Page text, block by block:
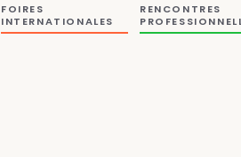
FOIRES
INTERNATIONALES
RENCONTRES